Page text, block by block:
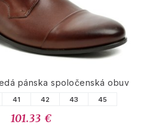
pánska spoločenská obuv
41 42 43 45
101.33 €